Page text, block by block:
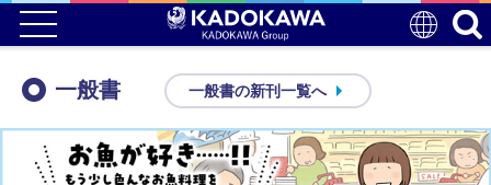
一般書 一般書の新刊一覧へ